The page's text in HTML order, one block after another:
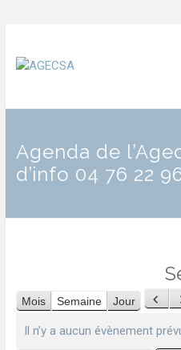
Agenda de
d’info 04 76 22
Mois Semaine Jour
Il n’y a aucun évènement